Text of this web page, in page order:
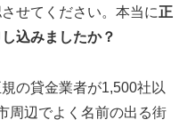
せてください。本当に正
込みましたか？
の貸金業者が1,500社以
周辺でよく名前の出る街